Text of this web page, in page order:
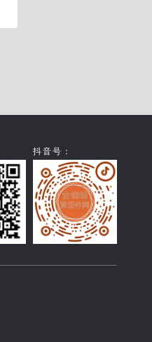
抖音号：